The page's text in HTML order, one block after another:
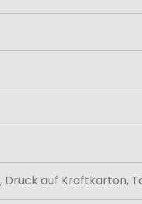
Druck auf Kraftkarton,